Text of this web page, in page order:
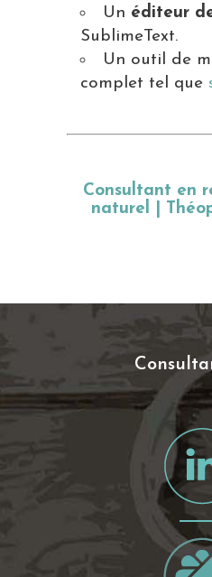
Un éditeur
SublimeText.
Un outil de
complet tel que
Consultant en
naturel |